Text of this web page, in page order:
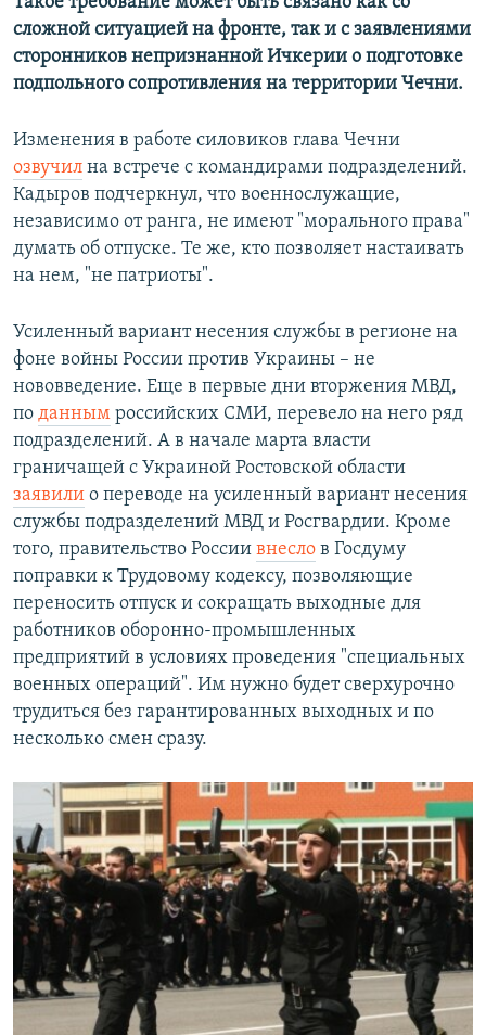
сложной ситуацией на фронте, так и с заявлениями
сторонников непризнанной Ичкерии о подготовке
подпольного сопротивления на территории Чечни.
Изменения в работе силовиков глава Чечни
озвучил на встрече с командирами подразделений.
Кадыров подчеркнул, что военнослужащие,
независимо от ранга, не имеют "морального права"
думать об отпуске. Те же, кто позволяет настаивать
на нем, "не патриоты".
Усиленный вариант несения службы в регионе на
фоне войны России против Украины – не
нововведение. Еще в первые дни вторжения МВД,
по данным российских СМИ, перевело на него ряд
подразделений. А в начале марта власти
граничащей с Украиной Ростовской области
заявили о переводе на усиленный вариант несения
службы подразделений МВД и Росгвардии. Кроме
того, правительство России внесло в Госдуму
поправки к Трудовому кодексу, позволяющие
переносить отпуск и сокращать выходные для
работников оборонно-промышленных
предприятий в условиях проведения "специальных
военных операций". Им нужно будет сверхурочно
трудиться без гарантированных выходных и по
несколько смен сразу.